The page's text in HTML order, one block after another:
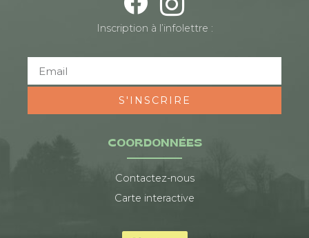
COORDONNÉES
Contactez-nous
Carte interactive
Inscription à l’infolettre :
S'INSCRIRE